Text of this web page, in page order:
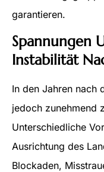
garantieren.
Spannungen
Instabilität
In den Jahren nach
jedoch zunehmend
Unterschiedliche
Ausrichtung des
Blockaden,